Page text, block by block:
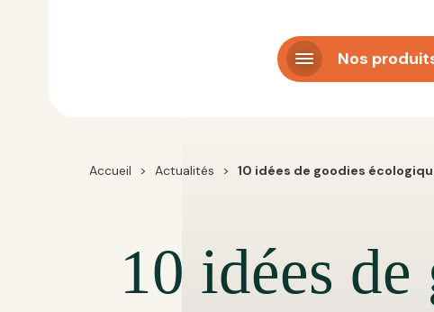
Nos
Accueil > Actualités > 10 idées de goodies
10 idées